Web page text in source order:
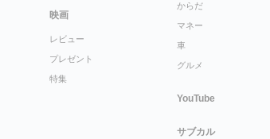
映画
レビュー
プレゼント
特集
からだ
マネー
車
グルメ
YouTube
サブカル